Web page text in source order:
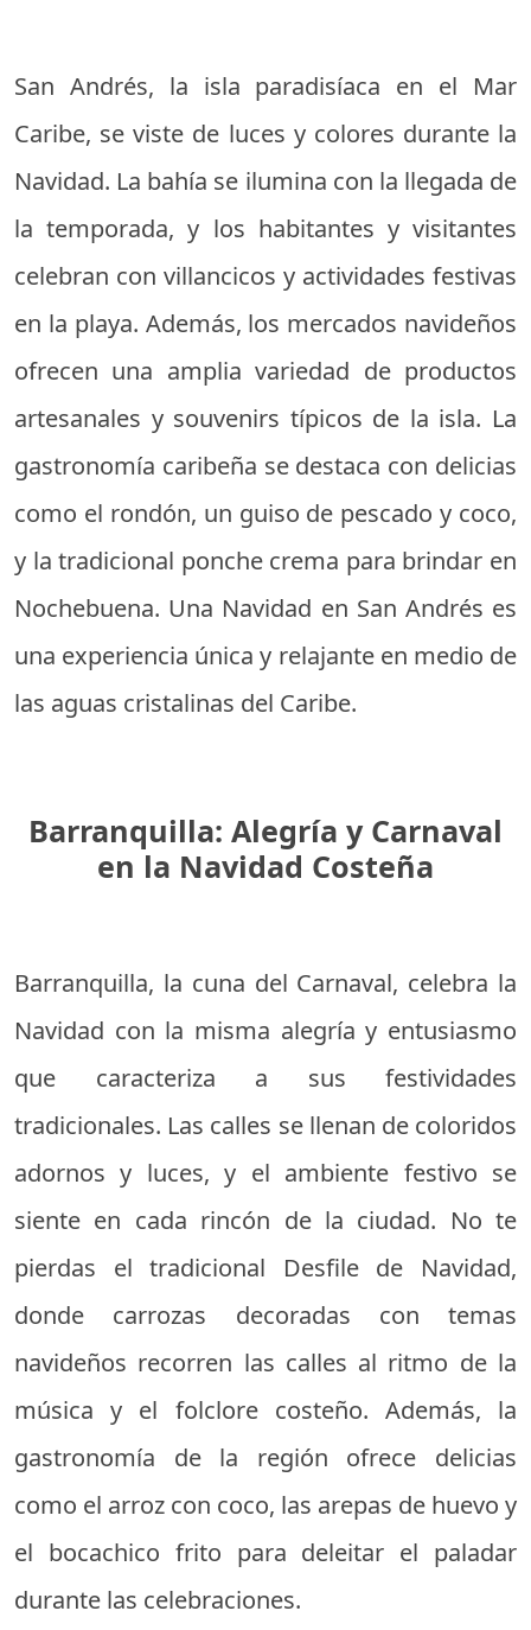
San Andrés, la isla paradisíaca en el Mar
Caribe, se viste de luces y colores durante la
Navidad. La bahía se ilumina con la llegada de
la temporada, y los habitantes y visitantes
celebran con villancicos y actividades festivas
en la playa. Además, los mercados navideños
ofrecen una amplia variedad de productos
artesanales y souvenirs típicos de la isla. La
gastronomía caribeña se destaca con delicias
como el rondón, un guiso de pescado y coco,
y la tradicional ponche crema para brindar en
Nochebuena. Una Navidad en San Andrés es
una experiencia única y relajante en medio de
las aguas cristalinas del Caribe.
Barranquilla: Alegría y Carnaval
en la Navidad Costeña
Barranquilla, la cuna del Carnaval, celebra la
Navidad con la misma alegría y entusiasmo
que caracteriza a sus festividades
tradicionales. Las calles se llenan de coloridos
adornos y luces, y el ambiente festivo se
siente en cada rincón de la ciudad. No te
pierdas el tradicional Desfile de Navidad,
donde carrozas decoradas con temas
navideños recorren las calles al ritmo de la
música y el folclore costeño. Además, la
gastronomía de la región ofrece delicias
como el arroz con coco, las arepas de huevo y
el bocachico frito para deleitar el paladar
durante las celebraciones.